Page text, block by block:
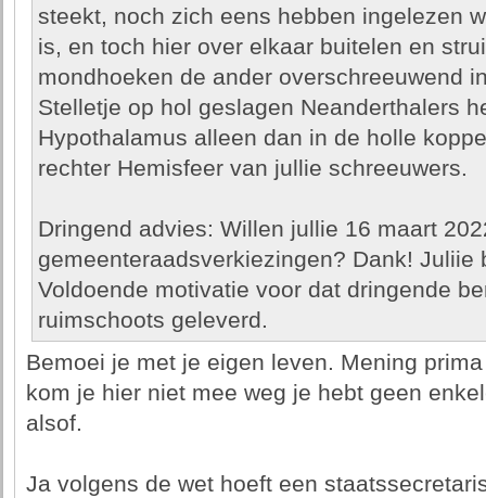
steekt, noch zich eens hebben ingelezen
is, en toch hier over elkaar buitelen en
mondhoeken de ander overschreeuwend
Stelletje op hol geslagen Neanderthalers
Hypothalamus alleen dan in de holle
rechter Hemisfeer van jullie schreeuwers.
Dringend advies: Willen jullie 16 maart
gemeenteraadsverkiezingen? Dank!
Voldoende motivatie voor dat dringende
ruimschoots geleverd.
Bemoei je met je eigen leven. Mening
kom je hier niet mee weg je hebt geen
alsof.
Ja volgens de wet hoeft een